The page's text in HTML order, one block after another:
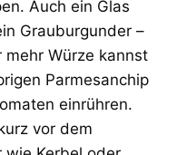
Auch ein Glas
Grauburgunder –
Würze kannst
Parmesanchip
einrühren.
vor dem